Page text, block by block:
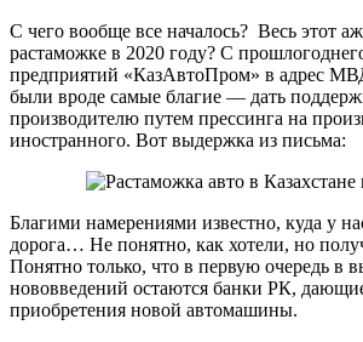
С чего вообще все началось? Весь этот
растаможке в 2020 году? С
предприятий «КазАвтоПром» в адрес
были вроде самые благие — дать
производителю путем прессинга на
иностранного. Вот выдержка из письма:
Благими намерениями известно, куда у
дорога… Не понятно, как хотели, но
Понятно только, что в первую очередь в
нововведений остаются банки РК,
приобретения новой автомашины.